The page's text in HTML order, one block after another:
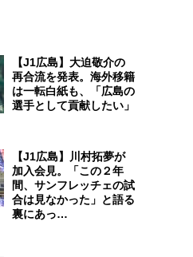
【J1広島】大迫敬介の
再合流を発表。海外移籍
は一転白紙も、「広島の
選手として貢献したい」
【J1広島】川村拓夢が
加入会見。「この２年
間、サンフレッチェの試
合は見なかった」と語る
裏にあっ…